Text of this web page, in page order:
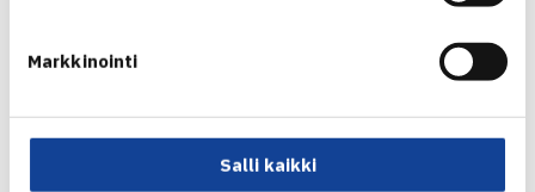
Markkinointi
Salli kaikki
40- ja 50-vuotiaiden SM-kilpailut Turussa